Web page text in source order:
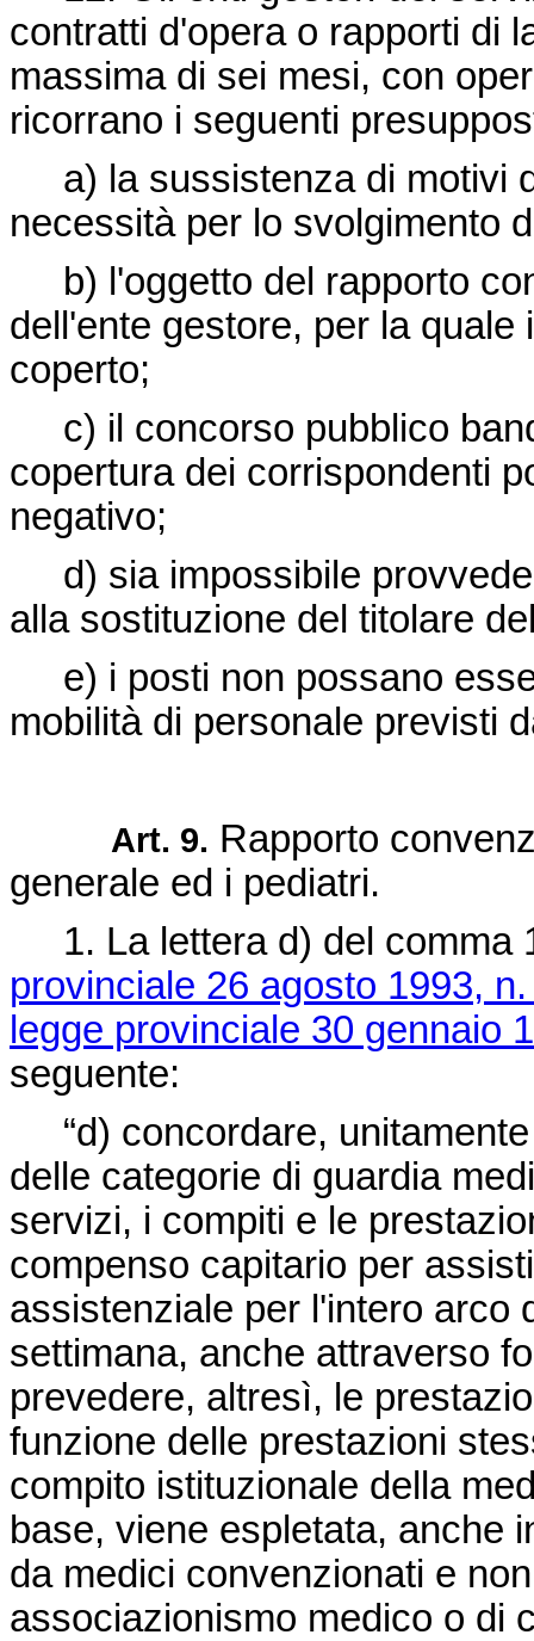
contratti d'opera o rapporti di
massima di sei mesi, con
ricorrano i seguenti
a) la sussistenza di motivi
necessità per lo svolgimento
b) l'oggetto del rapporto
dell'ente gestore, per la
coperto;
c) il concorso pubblico
copertura dei corrispondenti
negativo;
d) sia impossibile
alla sostituzione del titolare
e) i posti non possano
mobilità di personale previsti
Art. 9. Rapporto
generale ed i pediatri.
1. La lettera d) del comma
provinciale 26 agosto 1993,
legge provinciale 30 gennaio
seguente:
“d) concordare,
delle categorie di guardia
servizi, i compiti e le
compenso capitario per
assistenziale per l'intero arco
settimana, anche attraverso
prevedere, altresì, le
funzione delle prestazioni
compito istituzionale della
base, viene espletata, anche
da medici convenzionati e
associazionismo medico o di